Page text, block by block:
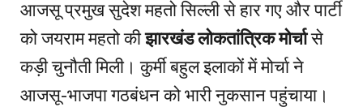
आजसू प्रमुख सुदेश महतो सिल्ली से हार गए और पार्टी
को जयराम महतो कीझारखंड लोकतांत्रिक मोर्चासे
कड़ी चुनौती मिली। कुर्मी बहुल इलाकों में मोर्चा ने
आजसू-भाजपा गठबंधन को भारी नुकसान पहुंचाया।